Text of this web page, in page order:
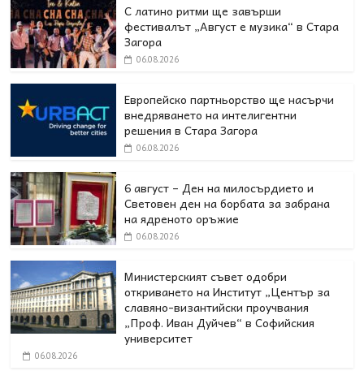
С латино ритми ще завърши
фестивалът „Август е музика“ в Стара
Загора
06.08.2026
Европейско партньорство ще насърчи
внедряването на интелигентни
решения в Стара Загора
06.08.2026
6 август – Ден на милосърдието и
Световен ден на борбата за забрана
на ядреното оръжие
06.08.2026
Министерският съвет одобри
откриването на Институт „Център за
славяно-византийски проучвания
„Проф. Иван Дуйчев“ в Софийския
университет
06.08.2026